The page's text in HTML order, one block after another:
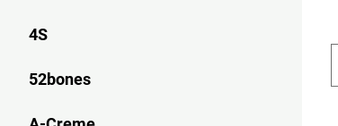
4S
52bones